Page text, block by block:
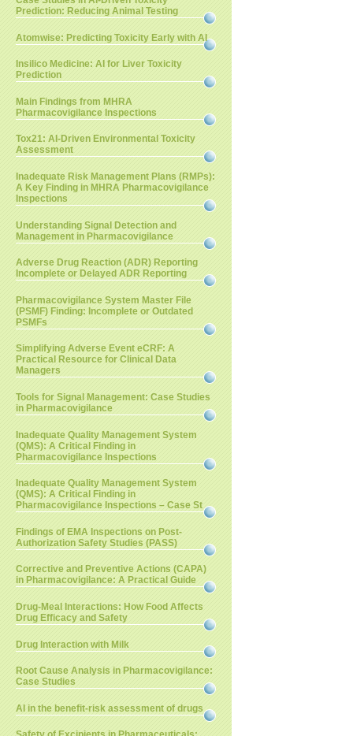
Prediction: Reducing Animal Testing
Atomwise: Predicting Toxicity Early with AI
Insilico Medicine: AI for Liver Toxicity
Prediction
Main Findings from MHRA
Pharmacovigilance Inspections
Tox21: AI-Driven Environmental Toxicity
Assessment
Inadequate Risk Management Plans (RMPs):
A Key Finding in MHRA Pharmacovigilance
Inspections
Understanding Signal Detection and
Management in Pharmacovigilance
Adverse Drug Reaction (ADR) Reporting
Incomplete or Delayed ADR Reporting
Pharmacovigilance System Master File
(PSMF) Finding: Incomplete or Outdated
PSMFs
Simplifying Adverse Event eCRF: A
Practical Resource for Clinical Data
Managers
Tools for Signal Management: Case Studies
in Pharmacovigilance
Inadequate Quality Management System
(QMS): A Critical Finding in
Pharmacovigilance Inspections
Inadequate Quality Management System
(QMS): A Critical Finding in
Pharmacovigilance Inspections – Case St
Findings of EMA Inspections on Post-
Authorization Safety Studies (PASS)
Corrective and Preventive Actions (CAPA)
in Pharmacovigilance: A Practical Guide
Drug-Meal Interactions: How Food Affects
Drug Efficacy and Safety
Drug Interaction with Milk
Root Cause Analysis in Pharmacovigilance:
Case Studies
AI in the benefit-risk assessment of drugs